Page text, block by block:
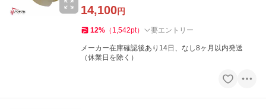
14,100円
12% （ 1,542pt） 要エントリー
メーカー在庫確認後あり14日、なし8ヶ月以内発送
（休業日を除く）